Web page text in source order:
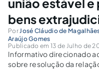
bens
Por José Cláudio de
Araújo Gomes
Publicado em 13 de Julho de
Informativo direcionado
sobre resolução da